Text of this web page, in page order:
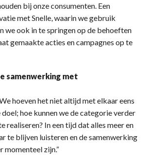
bij onze consumenten. Een
met Snelle, waarin we gebruik
we ook in te springen op de behoeften
gemaakte acties en campagnes op te
samenwerking met
hoeven het niet altijd met elkaar eens
hoe kunnen we de categorie verder
realiseren? In een tijd dat alles meer en
te blijven luisteren en de samenwerking
momenteel zijn.”